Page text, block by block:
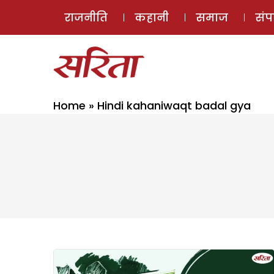
राजनीति कहानी समाज
Home » Hindi kahaniwaqt badal gya